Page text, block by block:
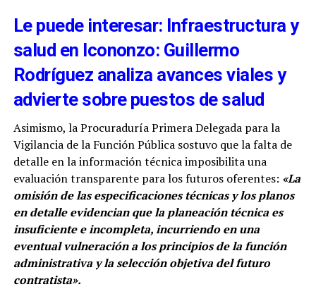
Le puede interesar: Infraestructura y
salud en Icononzo: Guillermo
Rodríguez analiza avances viales y
advierte sobre puestos de salud
Asimismo, la Procuraduría Primera Delegada para la
Vigilancia de la Función Pública sostuvo que la falta de
detalle en la información técnica imposibilita una
evaluación transparente para los futuros oferentes: «La
omisión de las especificaciones técnicas y los planos
en detalle evidencian que la planeación técnica es
insuficiente e incompleta, incurriendo en una
eventual vulneración a los principios de la función
administrativa y la selección objetiva del futuro
contratista».